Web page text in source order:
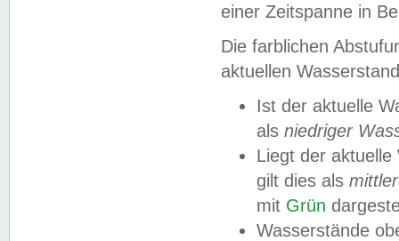
einer Zeitspanne in
Die farblichen
aktuellen
Ist der aktuelle
als niedriger
Liegt der
gilt dies als
mit Grün
Wasserstände